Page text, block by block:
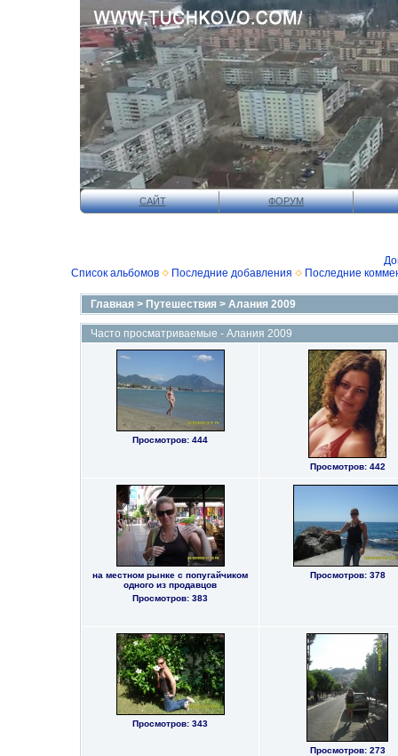
САЙТ ФОРУМ
Список альбомов
Последние добавления Последние
Главная > Путешествия > Алания 2009
Часто просматриваемые - Алания 2009
Просмотров: 444
Просмотров: 442
на местном рынке с попугайчиком
одного из продавцов
Просмотров: 383
Просмотров: 378
Просмотров: 343
Просмотров: 273